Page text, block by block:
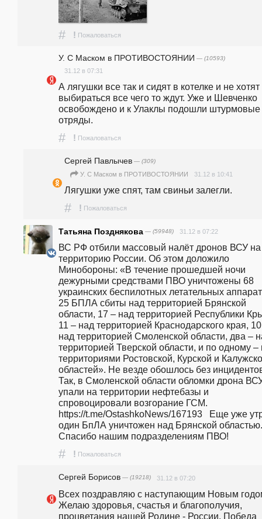
# ! Пожаловаться
У. С Маском в ПРОТИВОСТОЯНИИ — (10593)
31.12 в 07:31
А лягушки все так и сидят в котелке и не хотят
выбираться все чего то ждут. Уже и Шевченко
освобождено и к Улаклы подошли штурмовые
отряды.
# ! Пожаловаться
Сергей Павлычев — (309)
У. С Маском в ПРОТИВОСТОЯНИИ 31.12 в 10:41
Лягушки уже спят, там свиньи залегли.
# ! Пожаловаться
Татьяна Позднякова — (59948) 31.12 в 07:22
ВС РФ отбили массовый налёт дронов ВСУ на
территорию России. Об этом доложило
Минобороны: «В течение прошедшей ночи
дежурными средствами ПВО уничтожены 68
украинских беспилотных летательных
25 БПЛА сбиты над территорией Брянской
области, 17 – над территорией Республики
11 – над территорией Краснодарского края,
над территорией Смоленской области, два –
территорией Тверской области, и по одному –
территориями Ростовской, Курской и
областей». Не везде обошлось без
Так, в Смоленской области обломки дрона
упали на территории нефтебазы и
спровоцировали возгорание ГСМ.
https://t.me/OstashkoNews/167193   Еще уже
один БпЛА уничтожен над Брянской областью.
Спасибо нашим подразделениям ПВО!
# ! Пожаловаться
Сергей Борисов — (19218) 31.12 в 07:20
Всех поздравляю с наступающим Новым
Желаю здоровья, счастья и благополучия,
процветания нашей Родине - России. Победа